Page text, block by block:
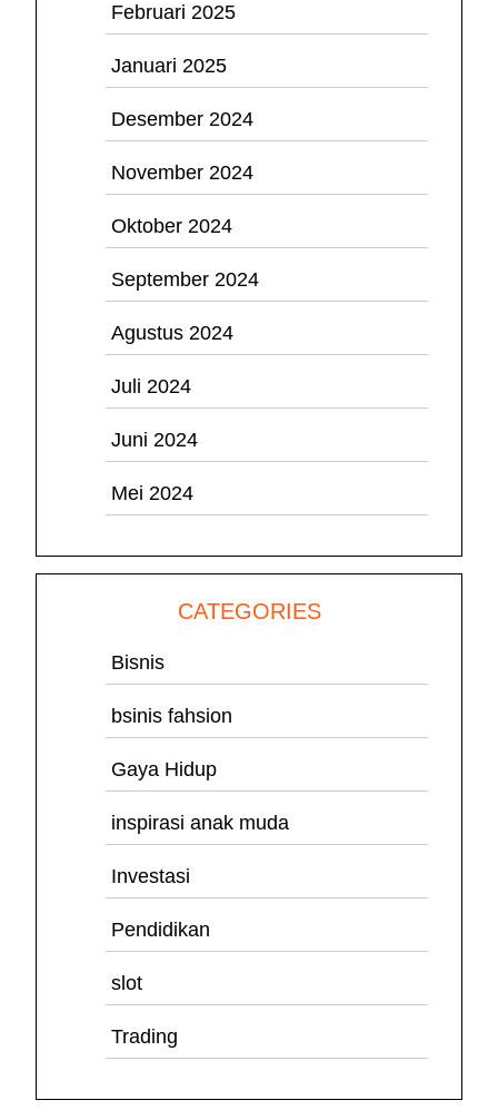
Februari 2025
Januari 2025
Desember 2024
November 2024
Oktober 2024
September 2024
Agustus 2024
Juli 2024
Juni 2024
Mei 2024
CATEGORIES
Bisnis
bsinis fahsion
Gaya Hidup
inspirasi anak muda
Investasi
Pendidikan
slot
Trading